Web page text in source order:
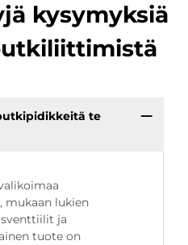
kysymyksiä
te
mukaan lukien
ja
tuote on